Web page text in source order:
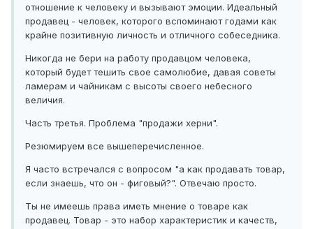
отношение к человеку и вызывают эмоции. Идеальный
продавец - человек, которого вспоминают годами как
крайне позитивную личность и отличного собеседника.
Никогда не бери на работу продавцом человека,
который будет тешить свое самолюбие, давая советы
ламерам и чайникам с высоты своего небесного
величия.
Часть третья. Проблема "продажи херни".
Резюмируем все вышеперечисленное.
Я часто встречался с вопросом "а как продавать товар,
если знаешь, что он - фиговый?". Отвечаю просто.
Ты не имеешь права иметь мнение о товаре как
продавец. Товар - это набор характеристик и качеств,